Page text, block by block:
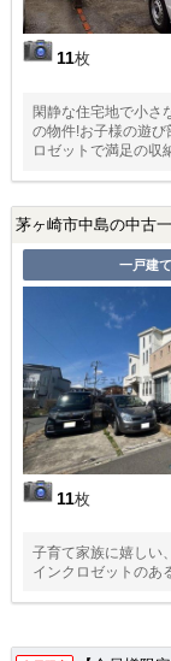
11枚
閑静な住宅地で小さ
の物件!お子様の遊
ロゼットで満足の収
茅ヶ崎市中島の中古
一戸建て
11枚
子育て家族に嬉しい
インクロゼットのあ